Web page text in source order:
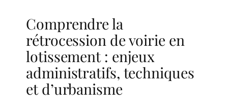
Comprendre la
rétrocession de voirie en
lotissement : enjeux
administratifs, techniques
et d’urbanisme